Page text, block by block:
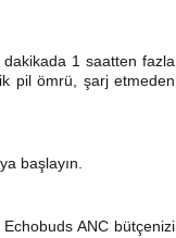
dakikada 1 saatten fazla
pil ömrü, şarj etmeden
başlayın.
ANC bütçenizi